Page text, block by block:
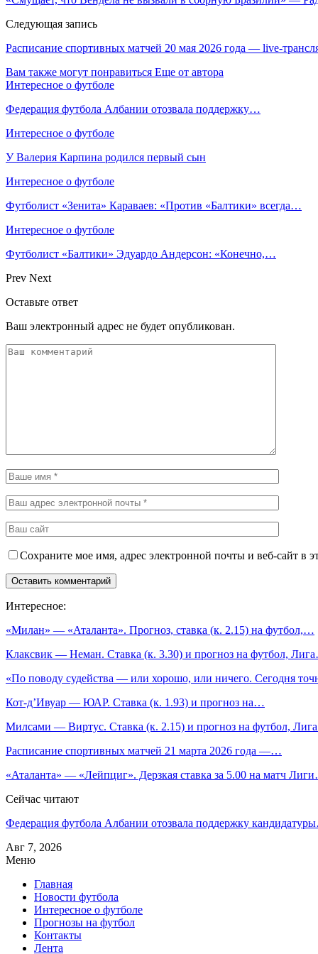
Следующая запись
Расписание спортивных матчей 20 мая 2026 года — live-
Вам также могут понравиться Еще от автора
Интересное о футболе
Федерация футбола Албании отозвала поддержку…
Интересное о футболе
У Валерия Карпина родился первый сын
Интересное о футболе
Футболист «Зенита» Караваев: «Против «Балтики» всегда…
Интересное о футболе
Футболист «Балтики» Эдуардо Андерсон: «Конечно,…
Prev Next
Оставьте ответ
Ваш электронный адрес не будет опубликован.
Сохраните мое имя, адрес электронной почты и веб-сайт в
Интересное:
«Милан» — «Аталанта». Прогноз, ставка (к. 2.15) на футбол,…
Клаксвик — Неман. Ставка (к. 3.30) и прогноз на футбол,
«По поводу судейства — или хорошо, или ничего. Сегодня
Кот-д’Ивуар — ЮАР. Ставка (к. 1.93) и прогноз на…
Милсами — Виртус. Ставка (к. 2.15) и прогноз на футбол,
Расписание спортивных матчей 21 марта 2026 года —…
«Аталанта» — «Лейпциг». Дерзкая ставка за 5.00 на матч
Сейчас читают
Федерация футбола Албании отозвала поддержку
Авг 7, 2026
Меню
Главная
Новости футбола
Интересное о футболе
Прогнозы на футбол
Контакты
Лента